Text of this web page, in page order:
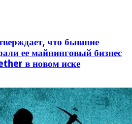
что бывшие
ее майнинговый бизнес
в новом иске